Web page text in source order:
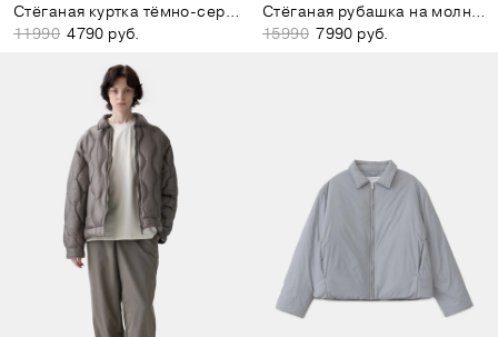
Стёганая куртка тёмно-серая
11990 4790 руб.
Стёганая рубашка на молнии чёрная
15990 7990 руб.